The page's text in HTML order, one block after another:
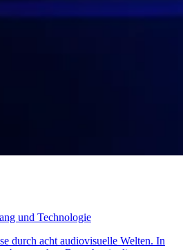
und Technologie
durch acht audiovisuelle Welten. In